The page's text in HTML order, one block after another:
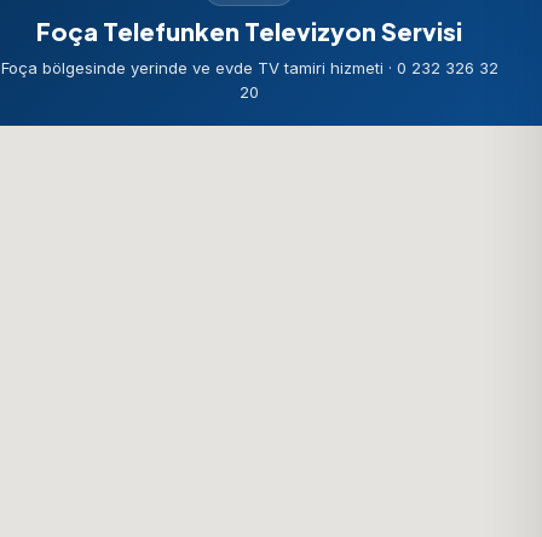
Foça Telefunken Televizyon Servisi
Foça bölgesinde yerinde ve evde TV tamiri hizmeti · 0 232 326 32
20